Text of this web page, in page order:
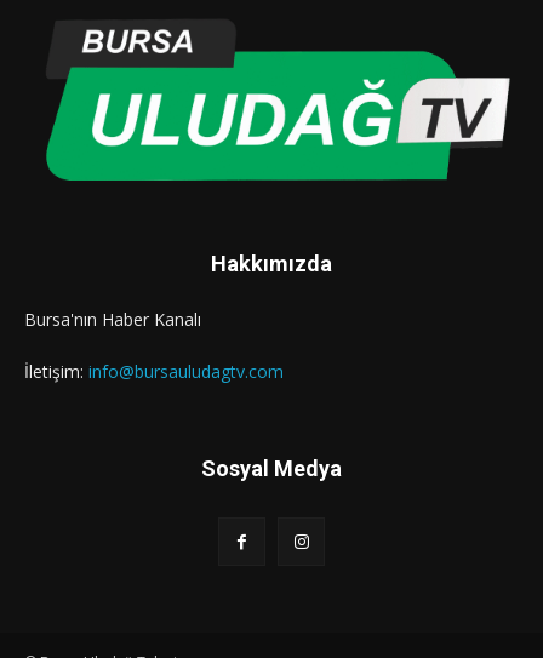
Hakkımızda
Bursa'nın Haber Kanalı
İletişim: info@bursauludagtv.com
Sosyal Medya